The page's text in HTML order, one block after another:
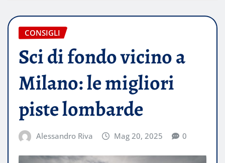
CONSIGLI
Sci di fondo vicino a
Milano: le migliori
piste lombarde
Alessandro Riva Mag 20, 2025 0